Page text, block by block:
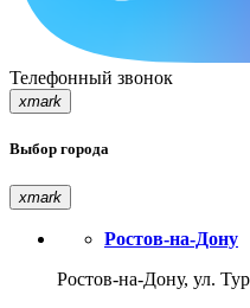
Телефонный звонок
xmark
Выбор города
xmark
Ростов-на-Дону
Ростов-на-Дону, ул.